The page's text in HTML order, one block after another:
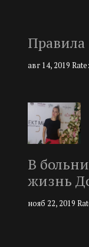
авг 14, 2019
В
жизнь
нояб 22, 2019